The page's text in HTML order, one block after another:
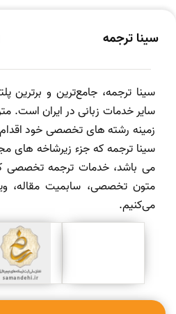
سینا ترجمه
سینا ترجمه، جامع‌ترین و برترین
سایر خدمات زبانی در ایران است.
زمینه رشته های تخصصی خود اقدام
سینا ترجمه که جزء زیرشاخه های
می باشد، خدمات ترجمه تخصصی
متون تخصصی، سابمیت مقاله،
می‌کنیم.